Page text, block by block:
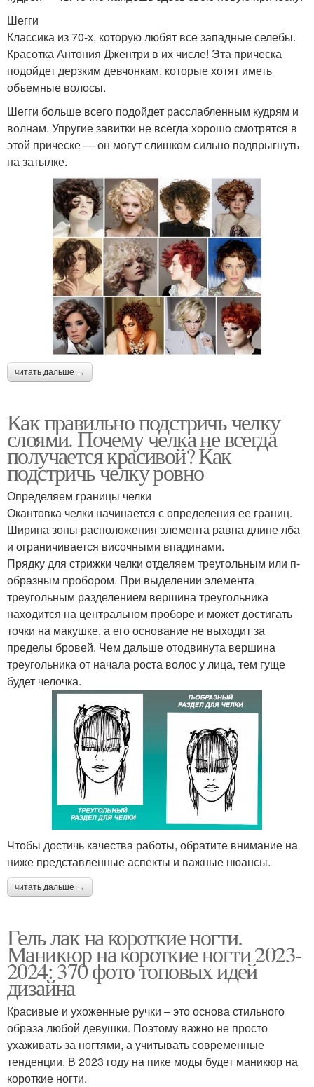
Шегги
Классика из 70-х, которую любят все западные селебы.
Красотка Антония Джентри в их числе! Эта прическа
подойдет дерзким девчонкам, которые хотят иметь
объемные волосы.
Шегги больше всего подойдет расслабленным кудрям и
волнам. Упругие завитки не всегда хорошо смотрятся в
этой прическе — он могут слишком сильно подпрыгнуть
на затылке.
читать дальше →
Как правильно подстричь челку
слоями. Почему челка не всегда
получается красивой? Как
подстричь челку ровно
Определяем границы челки
Окантовка челки начинается с определения ее границ.
Ширина зоны расположения элемента равна длине лба
и ограничивается височными впадинами.
Прядку для стрижки челки отделяем треугольным или п-
образным пробором. При выделении элемента
треугольным разделением вершина треугольника
находится на центральном проборе и может достигать
точки на макушке, а его основание не выходит за
пределы бровей. Чем дальше отодвинута вершина
треугольника от начала роста волос у лица, тем гуще
будет челочка.
Чтобы достичь качества работы, обратите внимание на
ниже представленные аспекты и важные нюансы.
читать дальше →
Гель лак на короткие ногти.
Маникюр на короткие ногти 2023-
2024: 370 фото топовых идей
дизайна
Красивые и ухоженные ручки – это основа стильного
образа любой девушки. Поэтому важно не просто
ухаживать за ногтями, а учитывать современные
тенденции. В 2023 году на пике моды будет маникюр на
короткие ногти.